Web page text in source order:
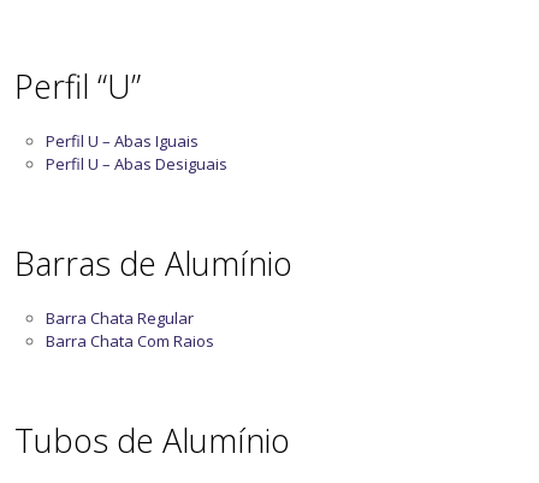
Perfil “U”
Perfil U – Abas Iguais
Perfil U – Abas Desiguais
Barras de Alumínio
Barra Chata Regular
Barra Chata Com Raios
Tubos de Alumínio